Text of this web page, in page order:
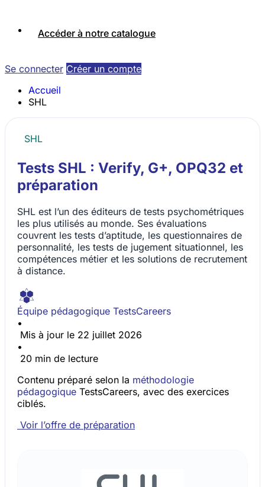
Accéder à notre catalogue
Se connecter Créer un compte
Accueil
SHL
SHL
Tests SHL : Verify, G+, OPQ32 et
préparation
SHL est l’un des éditeurs de tests psychométriques
les plus utilisés au monde. Ses évaluations
couvrent les tests d’aptitude, les questionnaires de
personnalité, les tests de jugement situationnel, les
compétences métier et les solutions de recrutement
à distance.
Équipe pédagogique TestsCareers
•
Mis à jour le 22 juillet 2026
•
20 min de lecture
Contenu préparé selon la méthodologie
pédagogique TestsCareers, avec des exercices
ciblés.
Voir l’offre de préparation